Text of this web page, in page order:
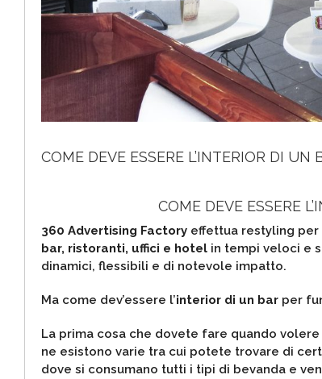
COME DEVE ESSERE L’INTERIOR DI UN
COME DEVE ESSERE
360 Advertising Factory effettua restyling per
bar, ristoranti, uffici e hotel in tempi veloci e
dinamici, flessibili e di notevole impatto.
Ma come dev’essere l’interior di un bar per
La prima cosa che dovete fare quando
ne esistono varie tra cui potete trovare di
dove si consumano tutti i tipi di bevanda e